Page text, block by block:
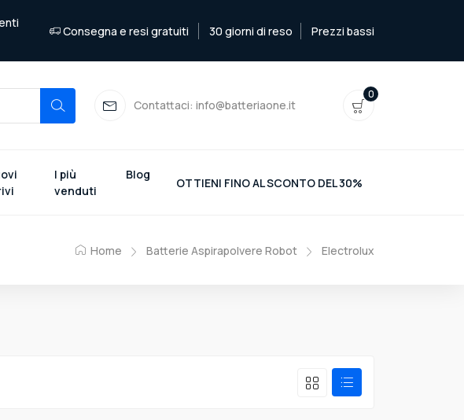
Consegna e resi gratuiti 30 giorni di reso Prezzi bassi
Contattaci: info@batteriaone.it
0
I più
venduti
Blog
OTTIENI FINO AL SCONTO DEL 30%
Home Batterie Aspirapolvere Robot Electrolux